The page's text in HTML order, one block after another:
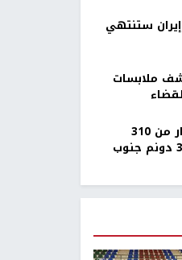
ستنتهي
ملابسات
الاحتلال يخطر باقتلاع أشجار من 310
دونمات والاستيلاء على 3.5 دونم جنوب